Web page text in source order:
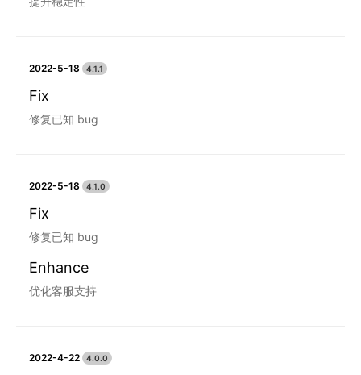
2022-5-18 4.1.1
Fix
修复已知 bug
2022-5-18 4.1.0
Fix
修复已知 bug
Enhance
优化客服支持
2022-4-22 4.0.0